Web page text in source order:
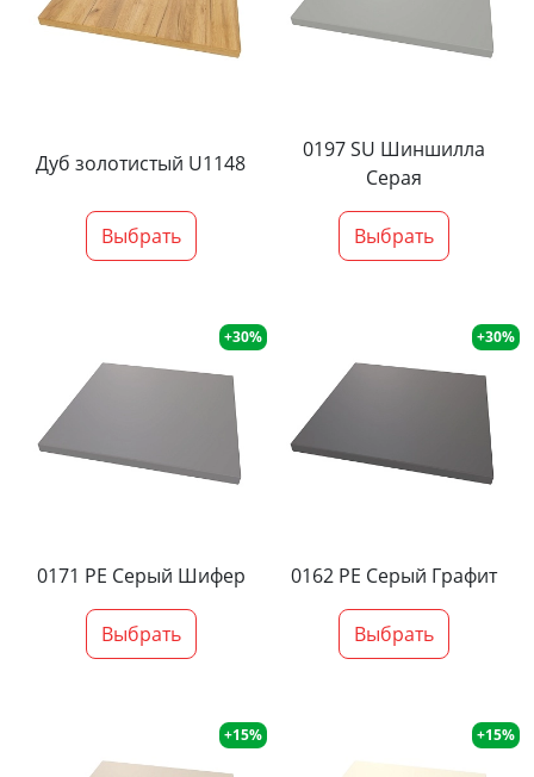
Дуб золотистый U1148
Выбрать
0197 SU Шиншилла
Серая
Выбрать
+30%
0171 PE Серый Шифер
Выбрать
+30%
0162 PE Серый Графит
Выбрать
+15% +15%